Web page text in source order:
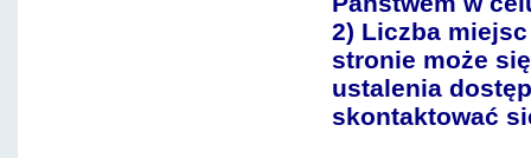
2) Liczba
stronie może
ustalenia
skontaktować